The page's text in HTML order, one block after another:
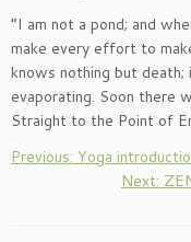
“I am not a pond; and
make every effort to
knows nothing but
evaporating. Soon there
Straight to the Point of
Previous: Yoga
Next: